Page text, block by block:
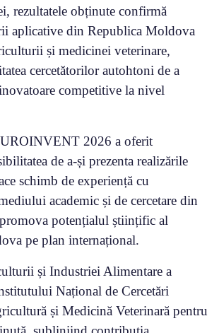
rezultatele obținute confirmă
aplicative din Republica Moldova
și medicinei veterinare,
cercetătorilor autohtoni de a
competitive la nivel
2026 a oferit
de a-și prezenta realizările
schimb de experiență cu
academic și de cercetare din
promova potențialul științific al
pe plan internațional.
și Industriei Alimentare a
Național de Cercetări
și Medicină Veterinară pentru